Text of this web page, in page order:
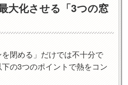
大化させる「3つの窓
閉める」だけでは不十分で
の3つのポイントで熱をコン